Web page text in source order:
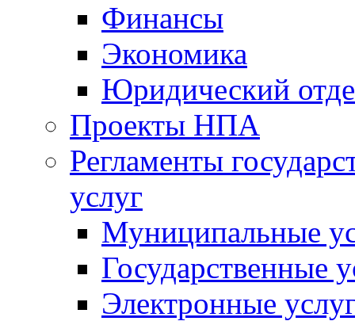
Финансы
Экономика
Юридический
Проекты НПА
Регламенты
услуг
Муниципальные
Государственные
Электронные